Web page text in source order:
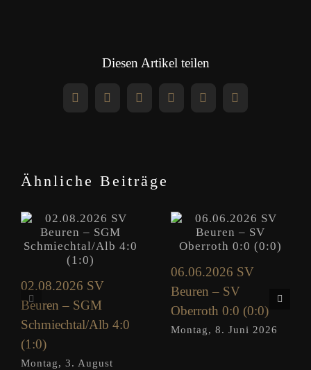
Diesen Artikel teilen
Facebook
X RedditLinkedInWhatsAppPinterest
Ähnliche Beiträge
02.08.2026 SV
Beuren – SGM
Schmiechtal/Alb 4:0
(1:0)
Montag, 3. August
06.06.2026 SV
Beuren – SV
Oberroth 0:0 (0:0)
Montag, 8. Juni 2026